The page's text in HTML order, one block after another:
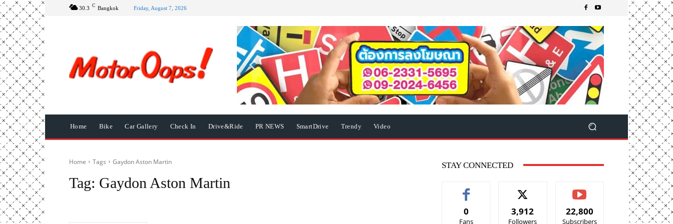
30.3 C Bangkok Friday, August 7, 2026
Home Bike Car Gallery Check In Drive&Ride PR NEWS SmartDrive Trendy Video
Home Tags Gaydon Aston Martin
Tag: Gaydon Aston Martin
STAY CONNECTED
0
Fans
3,912
Followers
22,800
Subscribers